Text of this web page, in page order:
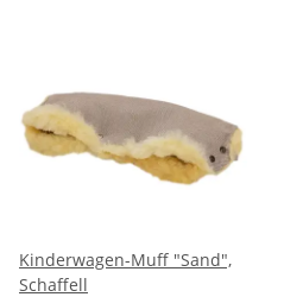
Kinderwagen-Muff "Sand",
Schaffell